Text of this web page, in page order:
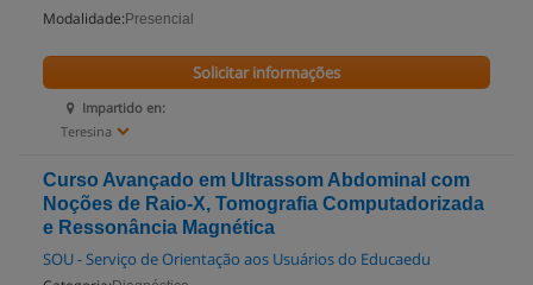
Modalidade: Presencial
Impartido en:
Teresina
Solicitar informações
Curso Avançado em Ultrassom Abdominal com
Noções de Raio-X, Tomografia Computadorizada
e Ressonância Magnética
SOU - Serviço de Orientação aos Usuários do Educaedu